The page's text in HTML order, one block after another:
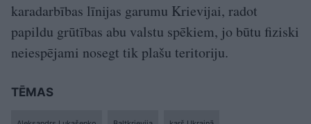
karadarbības līnijas garumu Krievijai, radot
papildu grūtības abu valstu spēkiem, jo būtu fiziski
neiespējami nosegt tik plašu teritoriju.
TĒMAS